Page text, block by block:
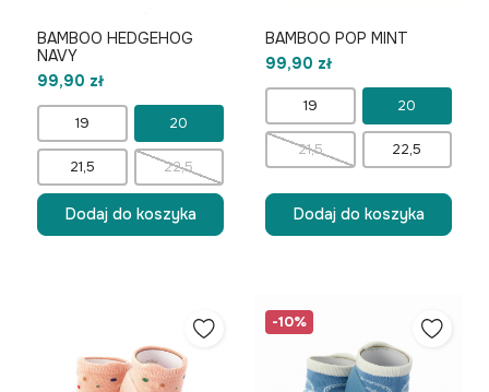
BAMBOO HEDGEHOG
NAVY
99,90 zł
19 20
21,5 22,5
Dodaj do koszyka
BAMBOO POP MINT
99,90 zł
19 20
21,5 22,5
Dodaj do koszyka
-10%